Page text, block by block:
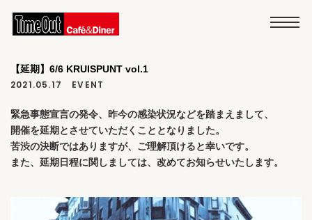
【延期】6/6 KRUISPUNT vol.1
2021.05.17 EVENT
緊急事態宣言の発令、昨今の感染状況などを踏まえまして、
開催を延期とさせていただくこととなりました。
苦渋の決断ではありますが、ご理解頂けると幸いです。
また、延期日程に関しましては、改めてお知らせいたします。